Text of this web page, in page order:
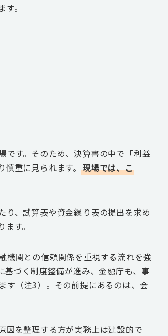
。
です。そのため、決算書の中で「利益
重に見られます。 現場では、こ
り、試算表や資金繰り表の提出を求め
す。
機関との信頼関係を重視する流れを強
づく制度整備が進み、金融庁も、事
す（注3）。その前提にあるのは、会
因を整理する方が実務上は建設的で